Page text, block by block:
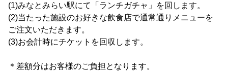
(1)みなとみらい駅にて「ランチガチャ」を回します。
(2)当たった施設のお好きな飲食店で通常通りメニューを
ご注文いただきます。
(3)お会計時にチケットを回収します。
＊差額分はお客様のご負担となります。